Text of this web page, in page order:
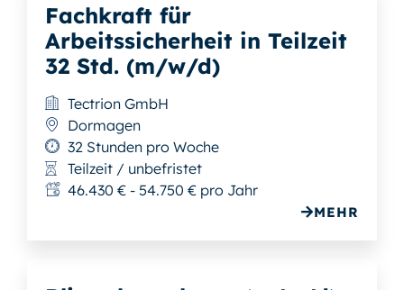
Fachkraft für
Arbeitssicherheit in Teilzeit
32 Std. (m/w/d)
Tectrion GmbH
Dormagen
32 Stunden pro Woche
Teilzeit / unbefristet
46.430 € - 54.750 € pro Jahr
MEHR